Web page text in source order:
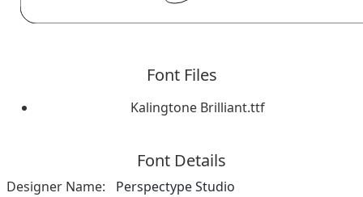
Font Files
Kalingtone Brilliant.ttf
Font Details
Designer Name:
Perspectype Studio